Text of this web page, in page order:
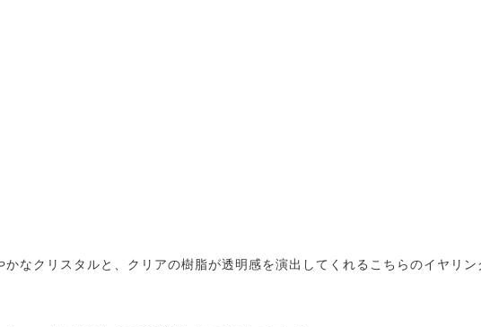
かなクリスタルと、クリアの樹脂が透明感を演出してくれるこちらのイヤリ